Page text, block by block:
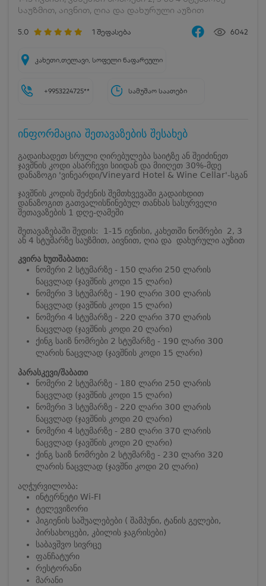
საუზმით, აივნით, ღია და დახურული აუზით
5.0 1 შეფასება 6042
კახეთი,თელავი, სოფელი ნაფარეული
+9953224725** სამუშაო საათები
ინფორმაცია შეთავაზების შესახებ
გადაიხადეთ სრული ღირებულება საიტზე ან შეიძინეთ
ჯავშნის კოდი ასარჩევი სიიდან და მიიღეთ 30%-მდე
დანაზოგი 'ვინეარდი/Vineyard Hotel & Wine Cellar'-სგან
ჯავშნის კოდის შეძენის შემთხვევაში გადაიხდით
დანაზოგით გათვალისწინებულ თანხას სასურველი
შეთავაზების 1 დღე-ღამეში
შეთავაზებაში შედის: 1-15 ივნისი, კახეთში ნომრები 2, 3
ან 4 სტუმარზე საუზმით, აივნით, ღია და დახურული აუზით
კვირა ხუთშაბათი:
ნომერი 2 სტუმარზე - 150 ლარი 250 ლარის
ნაცვლად (ჯავშნის კოდი 15 ლარი)
ნომერი 3 სტუმარზე - 190 ლარი 300 ლარის
ნაცვლად (ჯავშნის კოდი 15 ლარი)
ნომერი 4 სტუმარზე - 220 ლარი 370 ლარის
ნაცვლად (ჯავშნის კოდი 20 ლარი)
ქინგ საიზ ნომრები 2 სტუმარზე - 190 ლარი 300
ლარის ნაცვლად (ჯავშნის კოდი 15 ლარი)
პარასკევი/შაბათი
ნომერი 2 სტუმარზე - 180 ლარი 250 ლარის
ნაცვლად (ჯავშნის კოდი 15 ლარი)
ნომერი 3 სტუმარზე - 220 ლარი 300 ლარის
ნაცვლად (ჯავშნის კოდი 20 ლარი)
ნომერი 4 სტუმარზე - 280 ლარი 370 ლარის
ნაცვლად (ჯავშნის კოდი 20 ლარი)
ქინგ საიზ ნომრები 2 სტუმარზე - 230 ლარი 320
ლარის ნაცვლად (ჯავშნი კოდი 20 ლარი)
აღჭურვილობა:
ინტერნეტი Wi-FI
ტელევიზორი
ჰიგიენის საშუალებები ( შამპუნი, ტანის გელები,
პირსახოცები, კბილის ჯაგრისები)
საბავშვო სივრცე
ფანჩატური
რესტორანი
მარანი